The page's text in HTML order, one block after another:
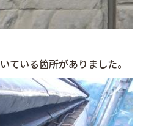
ている箇所がありました。